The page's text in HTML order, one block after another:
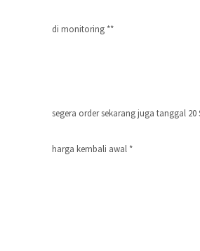
di monitoring **
segera order sekarang juga tanggal 20
harga kembali awal *